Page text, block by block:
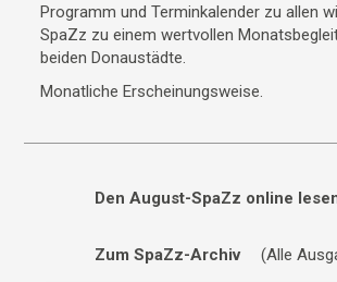
Programm und Terminkalender zu allen
SpaZz zu einem wertvollen
beiden Donaustädte.
Monatliche Erscheinungsweise.
Den August-SpaZz online
Zum SpaZz-Archiv (Alle